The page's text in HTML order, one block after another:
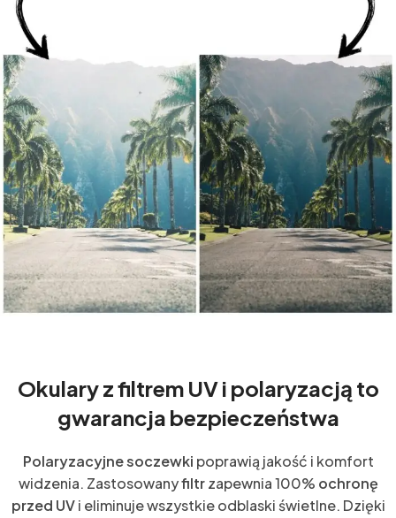
Okulary z filtrem UV i polaryzacją to
gwarancja bezpieczeństwa
Polaryzacyjne soczewki poprawią jakość i komfort
widzenia. Zastosowanyfiltrzapewnia 100% ochronę
przed UVi eliminuje wszystkie odblaski świetlne. Dzięki